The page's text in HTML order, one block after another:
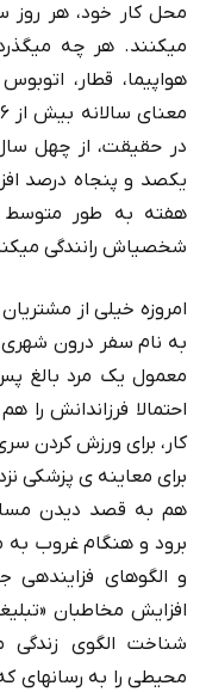
محل کار خود، هر
می­کنند. هر چه
هواپیما، قطار،
در حقیقت، از چهل
یکصد و پنجاه درصد
شخصی­اش رانندگی
امروزه خیلی از
به نام سفر درون شهری
معمول یک مرد بالغ
احتمالا فرزاندانش را
کار، برای ورزش کردن
برای معاینه ی پزشکی
هم به قصد دیدن
برود و هنگام غروب به
و الگوهای فزاینده­­ی
افزایش مخاطبان
شناخت الگوی زندگی
محیطی را به رسانه­ای که